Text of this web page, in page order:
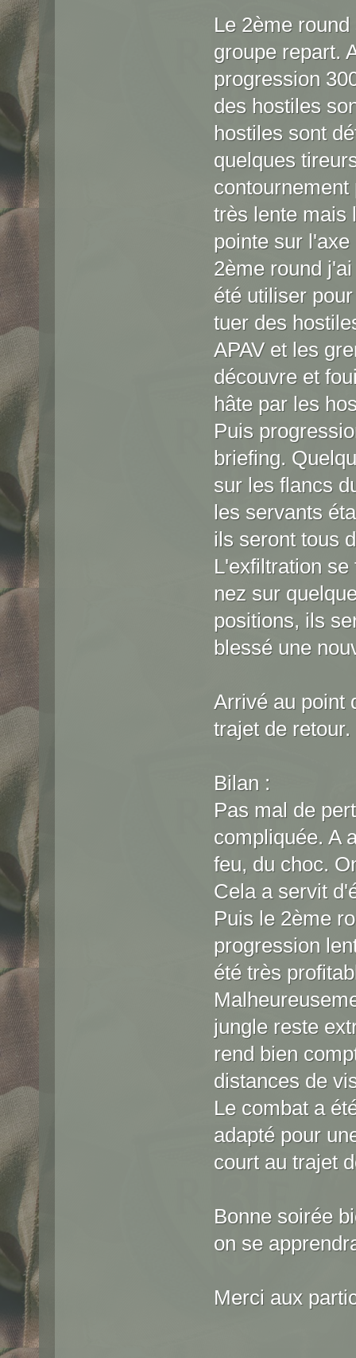
Le 2ème
groupe repart.
progression
des hostiles
hostiles sont
quelques
très lente mais
pointe sur
2ème round
été utiliser
tuer des
APAV et les
découvre et
hâte par les
Puis
briefing.
sur les flancs
les servants
ils seront tous
L'exfiltration
nez sur
positions, ils
blessé une
Arrivé au point
trajet de retour.
Bilan :
Pas mal de
compliquée. A
feu, du choc.
Cela a servit
Puis le 2ème
progression
été très
jungle reste
rend bien
distances de
Le combat a
adapté pour
court au trajet
Bonne soirée
on se
Merci aux